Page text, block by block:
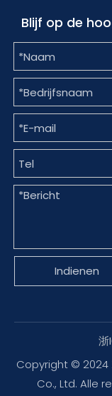
Blijf op de
Indienen
浙
Copyright © 2024
Co., Ltd. Alle